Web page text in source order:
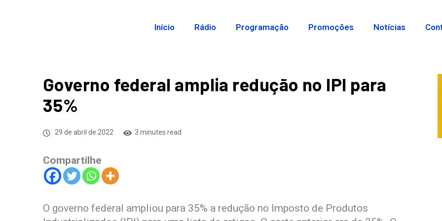
Início Rádio Programação Promoções Notícias
Governo federal amplia redução no IPI para
35%
29 de abril de 2022 3 minutes read
Compartilhe
O governo federal ampliou para 35% a redução no Imposto de Produtos